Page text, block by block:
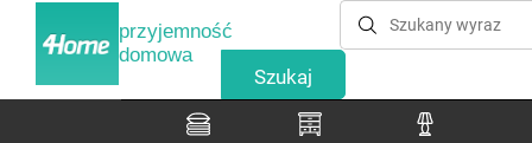
przyjemność
domowa